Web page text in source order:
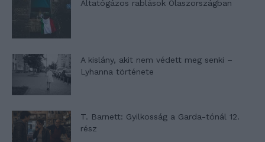
Altatógázos rablások Olaszországban
A kislány, akit nem védett meg senki –
Lyhanna története
T. Barnett: Gyilkosság a Garda-tónál 12.
rész